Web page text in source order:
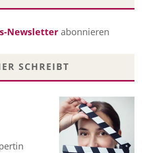
Newsletter abonnieren
SCHREIBT